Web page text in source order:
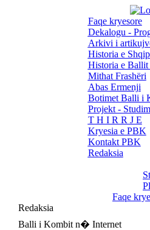
Faqe kryesore
Dekalogu -
Arkivi i
Historia e
Historia e Ballit
Mithat Frashëri
Abas Ermenji
Botimet Balli i
Projekt -
T H I R R J E
Kryesia e PBK
Kontakt PBK
Redaksia
Faqe
Redaksia
Balli i Kombit n� Internet